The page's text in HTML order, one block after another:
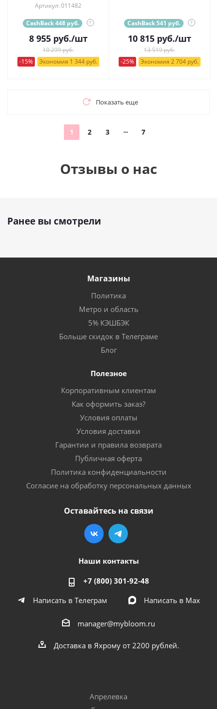
Артикул: 011482
CashBack 448 руб. ?
8 955руб./шт
10 299 руб.
-15%
Экономия 1 344 руб.
CashBack 541 руб. ?
10 815руб./шт
13 519 руб.
-25%
Экономия 2 704 руб.
Показать еще
1 2 3 7
Отзывы о нас
Ранее вы смотрели
Магазины
Политика
Метро и область
5% КЭШБЭК
Больше скидок в Телеграме
Блог
Полезное
Корпоративным клиентам
Как оформить заказ?
Условия оплаты
Условия доставки
Гарантии и правила возврата
Публичная оферта
Политика конфиденциальности
Согласие на обработку персональных данных
Оставайтесь на связи
Наши контакты
+7 (800) 301-92-48
Написать в Телеграм
Написать в Мах
manager@mybloom.ru
Доставка в Яхрому от 2200 рублей.
Апрелевка